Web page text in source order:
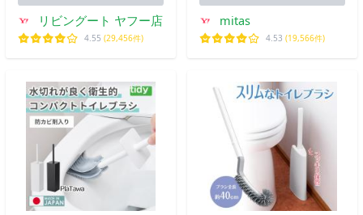
リビングート ヤフー店
4.55 (29,456件)
mitas
4.53 (19,566件)